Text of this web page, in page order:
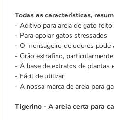
Todas as características,
- Aditivo para areia de gato
- Para apoiar gatos stressados
- O mensageiro de odores
- Grão extrafino,
- À base de extratos de plantas
- Fácil de utilizar
- A nossa marca de areia para
Tigerino - A areia certa para